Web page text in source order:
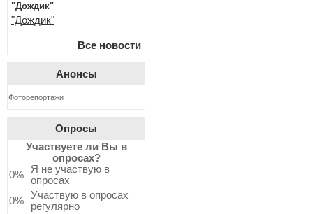
"Дождик"
"Дождик"
Все новости
Анонсы
Фоторепортажи
Опросы
Участвуете ли Вы в
опросах?
0%
Я не участвую в
опросах
0%
Участвую в опросах
регулярно